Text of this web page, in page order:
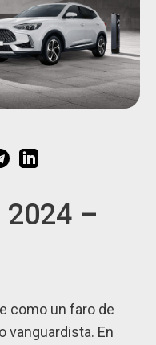
2024 –
como un faro de
vanguardista. En